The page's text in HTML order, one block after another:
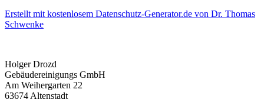
Erstellt mit kostenlosem Datenschutz-Generator.de von Dr. Thomas
Schwenke
Holger Drozd
Gebäudereinigungs GmbH
Am Weihergarten 22
63674 Altenstadt